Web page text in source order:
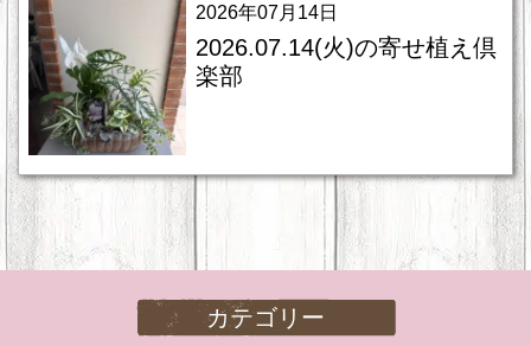
2026年07月14日
2026.07.14(火)の寄せ植え倶
楽部
カテゴリー